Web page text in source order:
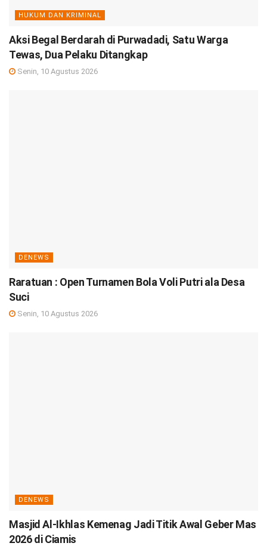
HUKUM DAN KRIMINAL
Aksi Begal Berdarah di Purwadadi, Satu Warga
Tewas, Dua Pelaku Ditangkap
Senin, 10 Agustus 2026
DENEWS
Raratuan : Open Turnamen Bola Voli Putri ala Desa
Suci
Senin, 10 Agustus 2026
DENEWS
Masjid Al-Ikhlas Kemenag Jadi Titik Awal Geber Mas
2026 di Ciamis